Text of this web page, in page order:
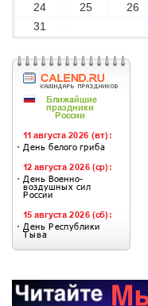
24
25 26
31